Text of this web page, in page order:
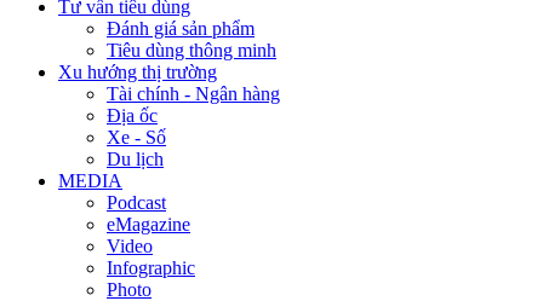
Tư vấn tiêu dùng
Đánh giá sản phẩm
Tiêu dùng thông minh
Xu hướng thị trường
Tài chính - Ngân hàng
Địa ốc
Xe - Số
Du lịch
MEDIA
Podcast
eMagazine
Video
Infographic
Photo